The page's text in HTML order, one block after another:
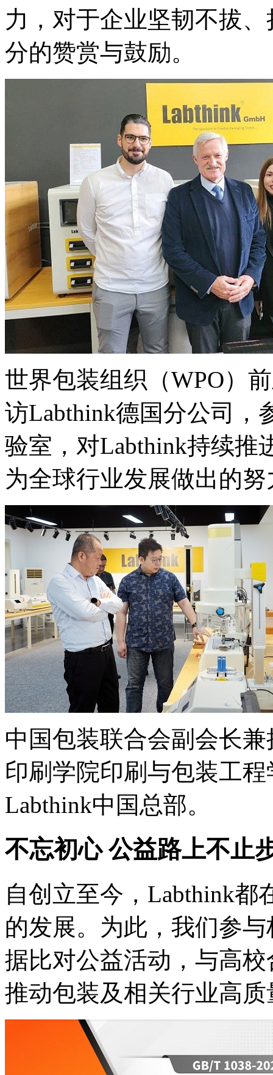
力，对于企业坚韧不拔
分的赞赏与鼓励。
世界包装组织（WPO）
访Labthink德国分公司，
验室，对Labthink持续推
为全球行业发展做出的
中国包装联合会副会长
印刷学院印刷与包装工
Labthink中国总部。
不忘初心 公益路上不止
自创立至今，Labthink都
的发展。为此，我们参
据比对公益活动，与高
推动包装及相关行业高